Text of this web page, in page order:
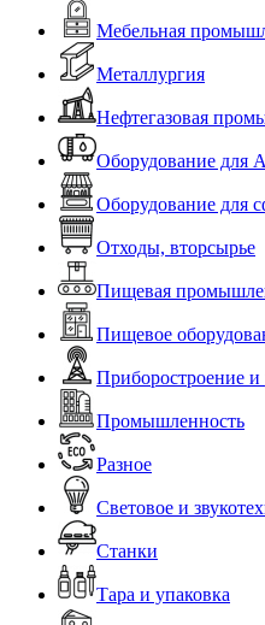
Мебельная
Металлургия
Нефтегазовая
Оборудование для
Оборудование для
Отходы, вторсырье
Пищевая
Пищевое
Приборостроение и
Промышленность
Разное
Световое и
Станки
Тара и упаковка